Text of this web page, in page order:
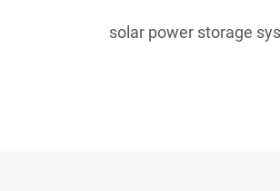
solar power storage